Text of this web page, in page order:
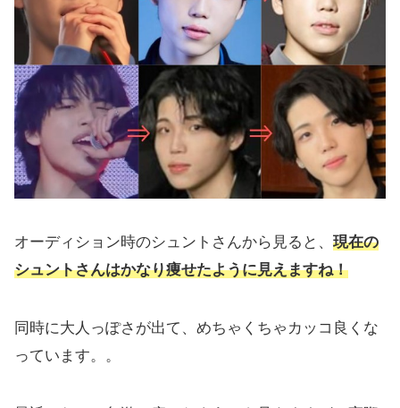
オーディション時のシュントさんから見ると、 現在の
シュントさんはかなり痩せたように見えますね！
同時に大人っぽさが出て、めちゃくちゃカッコ良くな
っています。。